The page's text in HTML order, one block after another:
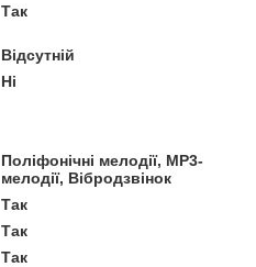
Так
Відсутній
Ні
Поліфонічні мелодії, MP3-
мелодії, Вібродзвінок
Так
Так
Так